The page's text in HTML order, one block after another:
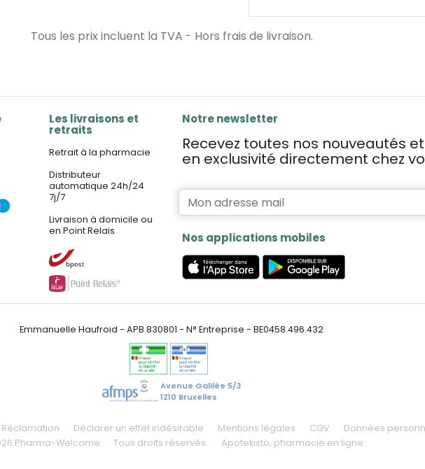
Tous les prix incluent la TVA - Hors frais de livraison.
Les livraisons et
retraits
Retrait à la pharmacie
Distributeur
automatique 24h/24
7j/7
Livraison à domicile ou
en Point Relais
Notre newsletter
Recevez toutes nos nouveautés
en exclusivité directement chez
Nos applications mobiles
Emmanuelle Haufroid - APB 830801 - N° Entreprise - BE0458.496.432
Avenue Galilée 5/3
1210 Bruxelles
Déclarer un effet indésirable Mentions légales CGV Données
Pharma-Welcome
Tous droits réservés. Apotekisto, pharmacie en ligne